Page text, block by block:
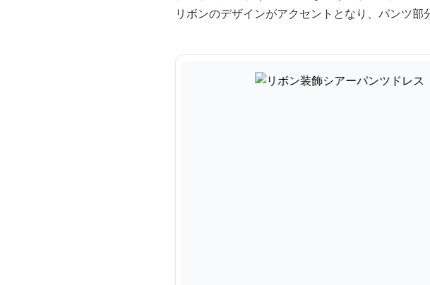
リボンのデザインがアクセントとなり、パンツ